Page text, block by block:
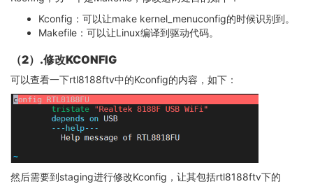
Kconfig：可以让make kernel_menuconfig的时候识别到。
Makefile：可以让Linux编译到驱动代码。
（2）.修改KCONFIG
可以查看一下rtl8188ftv中的Kconfig的内容，如下：
然后需要到staging进行修改Kconfig，让其包括rtl8188ftv下的